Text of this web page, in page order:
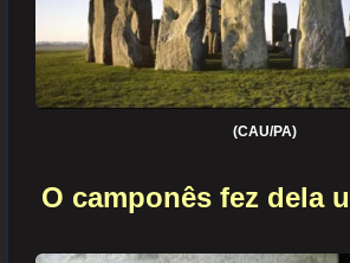
(CAU/PA)
O camponês fez dela